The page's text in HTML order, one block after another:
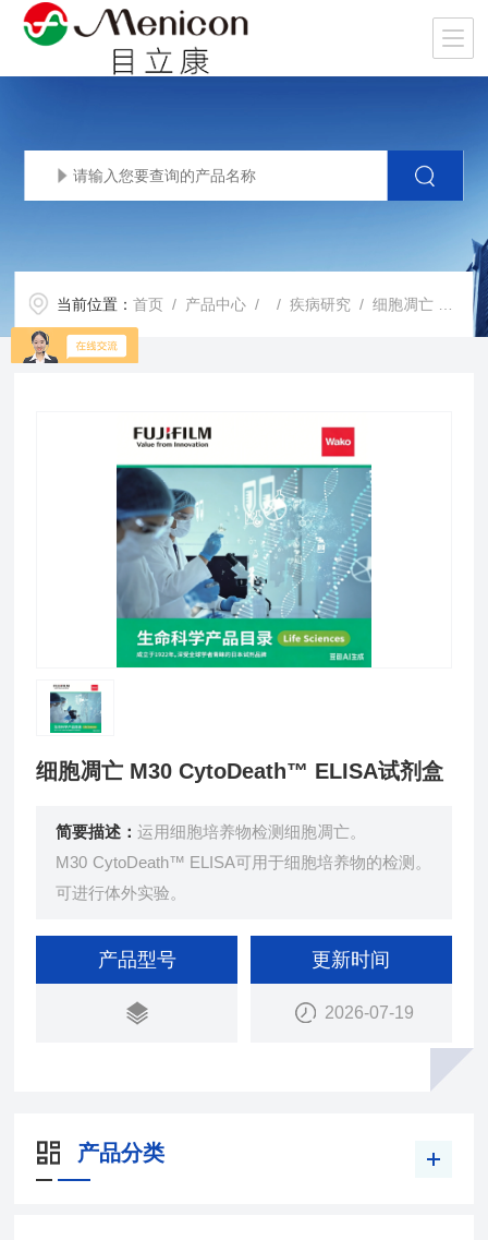
当前位置：首页 / 产品中心 / /疾病研究 / 细胞凋亡 M30 CytoDeath™ ELISA试剂盒
细胞凋亡 M30 CytoDeath™ ELISA试剂盒
简要描述：运用细胞培养物检测细胞凋亡。
M30 CytoDeath™ ELISA可用于细胞培养物的检测。
可进行体外实验。
产品型号 更新时间
2026-07-19
产品分类